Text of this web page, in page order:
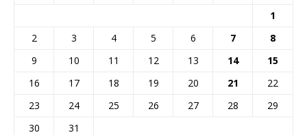
1
2
3 4 5 6 7
8
9
10 11 12 13 14
15
16
17 18 19 20 21
22
23
24 25 26 27 28
29
30
31